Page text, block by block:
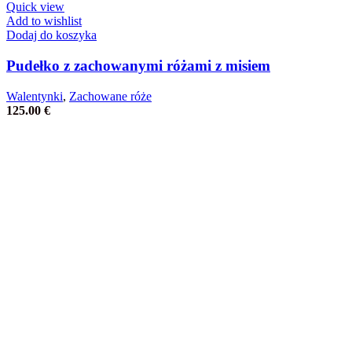
Quick view
Add to wishlist
Dodaj do koszyka
Pudełko z zachowanymi różami z misiem
Walentynki, Zachowane róże
125.00 €